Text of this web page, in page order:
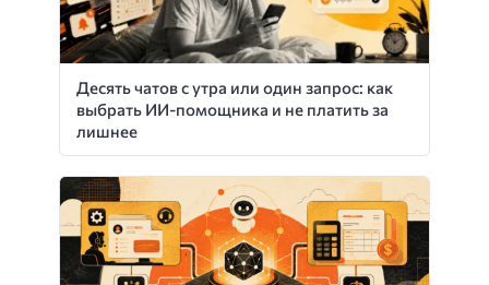
Десять чатов с утра или один запрос: как
выбрать ИИ-помощника и не платить за
лишнее